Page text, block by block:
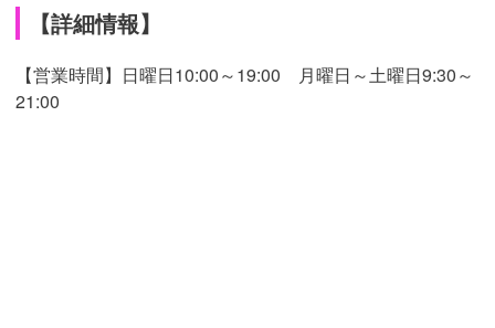
【詳細情報】
【営業時間】日曜日10:00～19:00 月曜日～土曜日9:30～
21:00